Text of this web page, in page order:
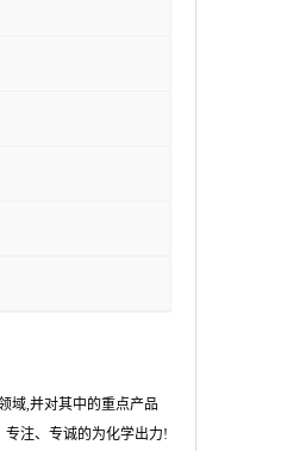
域,并对其中的重点产品
注、专诚的为化学出力!